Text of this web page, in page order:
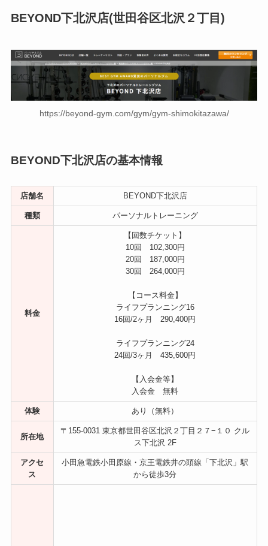
BEYOND下北沢店(世田谷区北沢２丁目)
https://beyond-gym.com/gym/gym-shimokitazawa/
BEYOND下北沢店の基本情報
店舗名 BEYOND下北沢店
種類 パーソナルトレーニング
料金
【回数チケット】
10回 102,300円
20回 187,000円
30回 264,000円
【コース料金】
ライフプランニング16
16回/2ヶ月 290,400円
ライフプランニング24
24回/3ヶ月 435,600円
【入会金等】
入会金 無料
体験 あり（無料）
所在地
〒155-0031 東京都世田谷区北沢２丁目２７−１０ クル
ス下北沢 2F
アクセ
ス
小田急電鉄小田原線・京王電鉄井の頭線「下北沢」駅
から徒歩3分